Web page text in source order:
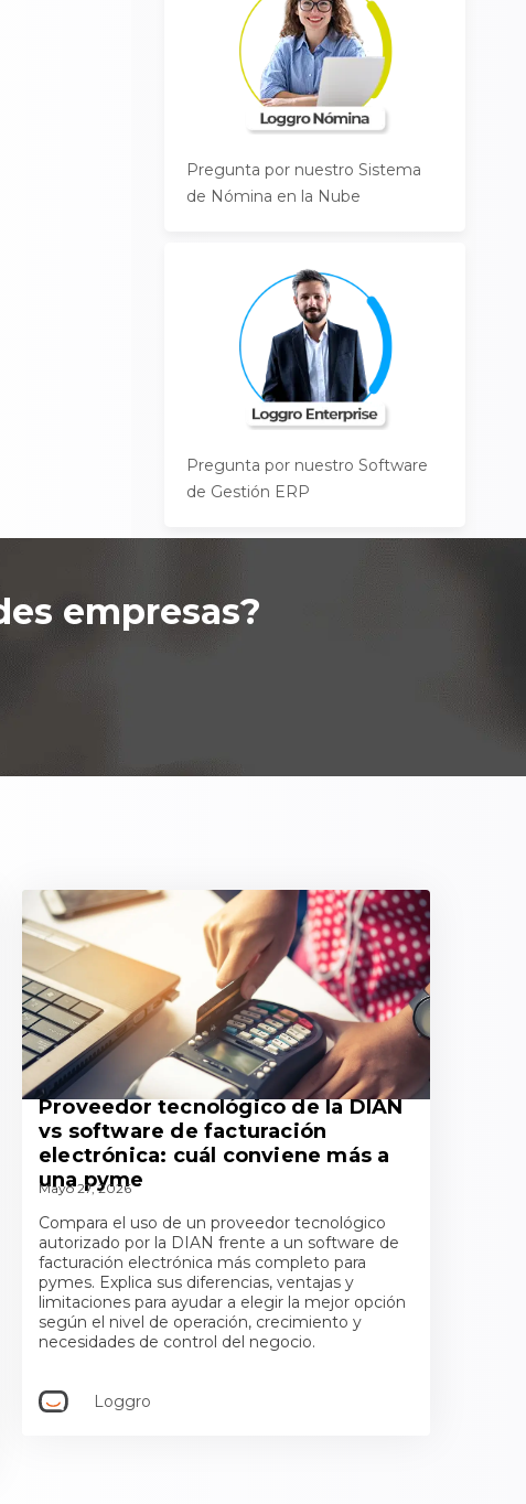
Pregunta por nuestro Sistema
de Nómina en la Nube
Pregunta por nuestro Software
de Gestión ERP
empresas?
Proveedor tecnológico de la DIAN
vs software de facturación
electrónica: cuál conviene más a
una pyme
Mayo 27, 2026
Compara el uso de un proveedor tecnológico
autorizado por la DIAN frente a un software de
facturación electrónica más completo para
pymes. Explica sus diferencias, ventajas y
limitaciones para ayudar a elegir la mejor opción
según el nivel de operación, crecimiento y
necesidades de control del negocio.
Loggro